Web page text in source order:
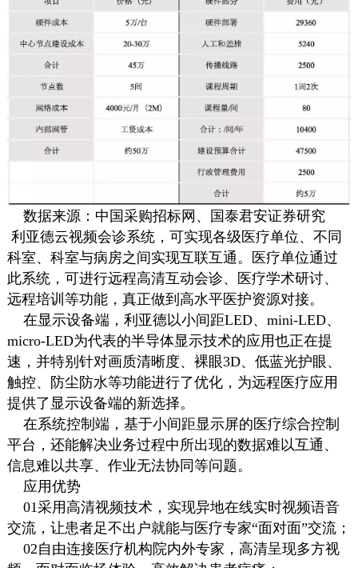
数据来源：中国采购招标网、国泰君安证券研究
利亚德云视频会诊系统，可实现各级医疗单位、不同
科室、科室与病房之间实现互联互通。医疗单位通过
此系统，可进行远程高清互动会诊、医疗学术研讨、
远程培训等功能，真正做到高水平医护资源对接。
在显示设备端，利亚德以小间距LED、mini-LED、
micro-LED为代表的半导体显示技术的应用也正在提
速，并特别针对画质清晰度、裸眼3D、低蓝光护眼、
触控、防尘防水等功能进行了优化，为远程医疗应用
提供了显示设备端的新选择。
在系统控制端，基于小间距显示屏的医疗综合控制
平台，还能解决业务过程中所出现的数据难以互通、
信息难以共享、作业无法协同等问题。
应用优势
01采用高清视频技术，实现异地在线实时视频语音
交流，让患者足不出户就能与医疗专家“面对面”交流；
02自由连接医疗机构院内外专家，高清呈现多方视